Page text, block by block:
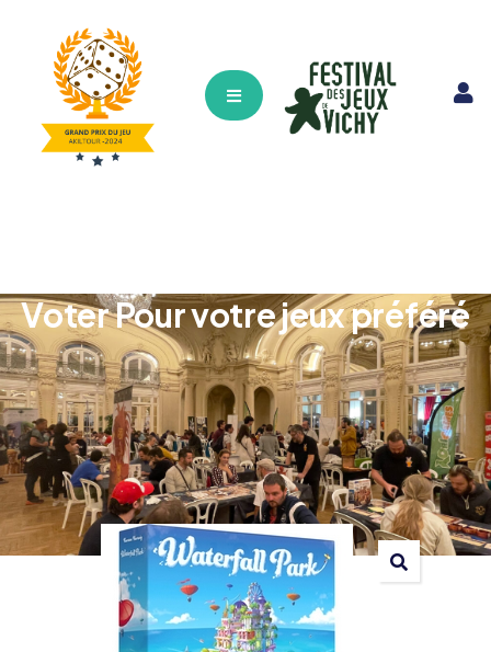
Hamburger Toggle Menu
Voter Pour votre jeux préféré